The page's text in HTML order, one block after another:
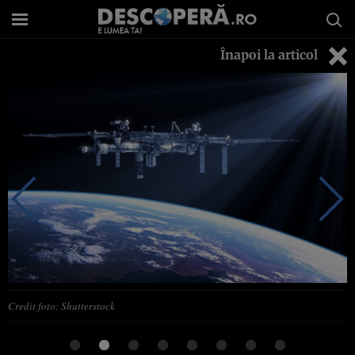
Înapoi la articol
Credit foto: Shutterstock